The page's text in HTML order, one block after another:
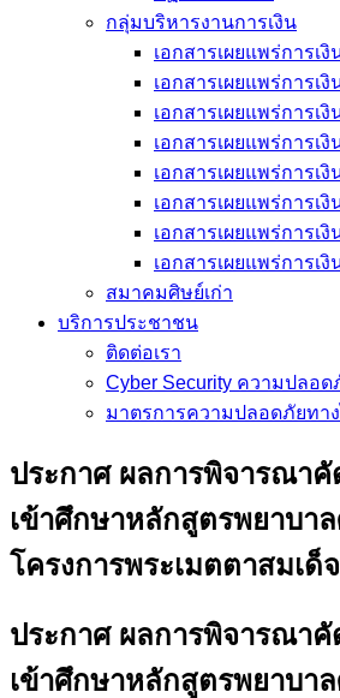
กลุ่มบริหารงานการเงิน
เอกสารเผยแพร่การเ
เอกสารเผยแพร่การเ
เอกสารเผยแพร่การเ
เอกสารเผยแพร่การเ
เอกสารเผยแพร่การเ
เอกสารเผยแพร่การเ
เอกสารเผยแพร่การเ
เอกสารเผยแพร่การเ
สมาคมศิษย์เก่า
บริการประชาชน
ติดต่อเรา
Cyber Security ความปลอด
มาตรการความปลอดภัยทาง
ประกาศ ผลการพิจารณาคั
เข้าศึกษาหลักสูตรพยาบ
โครงการพระเมตตาสมเด็
ประกาศ ผลการพิจารณาคั
เข้าศึกษาหลักสูตรพยาบ